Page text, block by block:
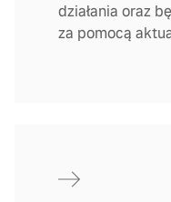
działania oraz
za pomocą